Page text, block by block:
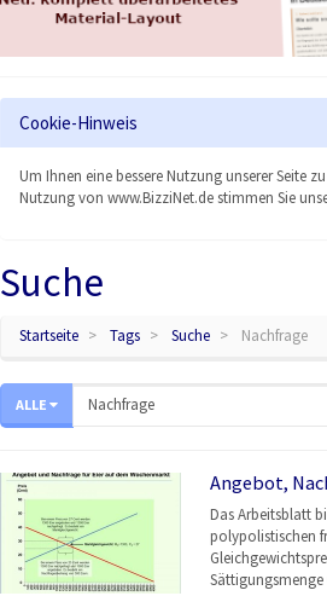
Cookie-Hinweis
Um Ihnen eine bessere Nutzung unserer Seite
Nutzung von www.BizziNet.de stimmen Sie
Suche
Startseite Tags Suche Nachfrage
ALLE
Angebot,
Das Arbeitsblatt
polypolistischen